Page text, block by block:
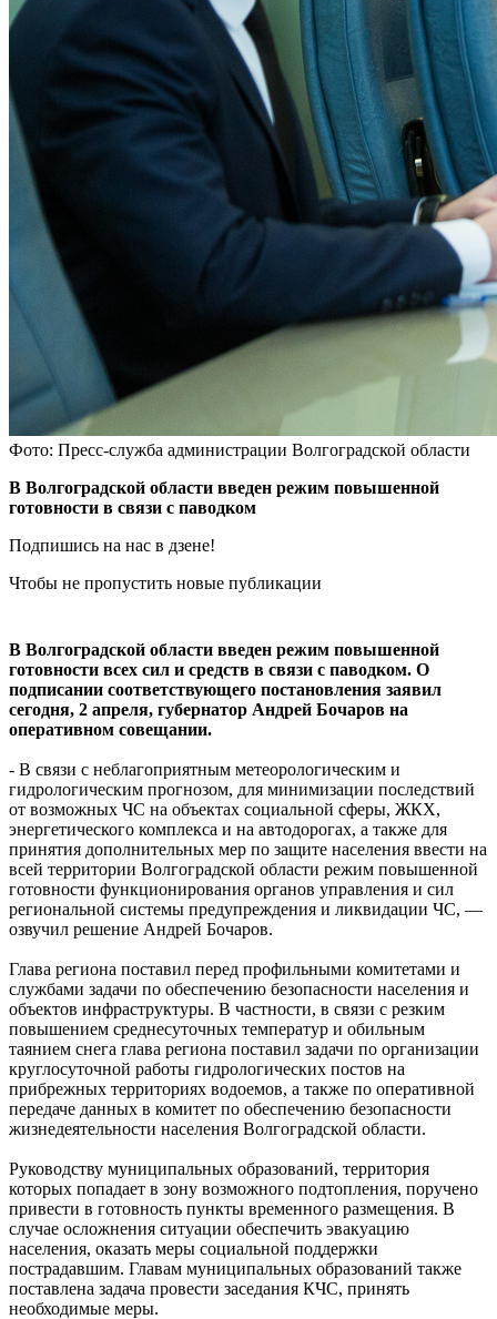
Фото: Пресс-служба администрации Волгоградской области
В Волгоградской области введен режим повышенной
готовности в связи с паводком
Подпишись на нас в дзене!
Чтобы не пропустить новые публикации
В Волгоградской области введен режим повышенной
готовности всех сил и средств в связи с паводком. О
подписании соответствующего постановления заявил
сегодня, 2 апреля, губернатор Андрей Бочаров на
оперативном совещании.
- В связи с неблагоприятным метеорологическим и
гидрологическим прогнозом, для минимизации последствий
от возможных ЧС на объектах социальной сферы, ЖКХ,
энергетического комплекса и на автодорогах, а также для
принятия дополнительных мер по защите населения ввести на
всей территории Волгоградской области режим повышенной
готовности функционирования органов управления и сил
региональной системы предупреждения и ликвидации ЧС, —
озвучил решение Андрей Бочаров.
Глава региона поставил перед профильными комитетами и
службами задачи по обеспечению безопасности населения и
объектов инфраструктуры. В частности, в связи с резким
повышением среднесуточных температур и обильным
таянием снега глава региона поставил задачи по организации
круглосуточной работы гидрологических постов на
прибрежных территориях водоемов, а также по оперативной
передаче данных в комитет по обеспечению безопасности
жизнедеятельности населения Волгоградской области.
Руководству муниципальных образований, территория
которых попадает в зону возможного подтопления, поручено
привести в готовность пункты временного размещения. В
случае осложнения ситуации обеспечить эвакуацию
населения, оказать меры социальной поддержки
пострадавшим. Главам муниципальных образований также
поставлена задача провести заседания КЧС, принять
необходимые меры.